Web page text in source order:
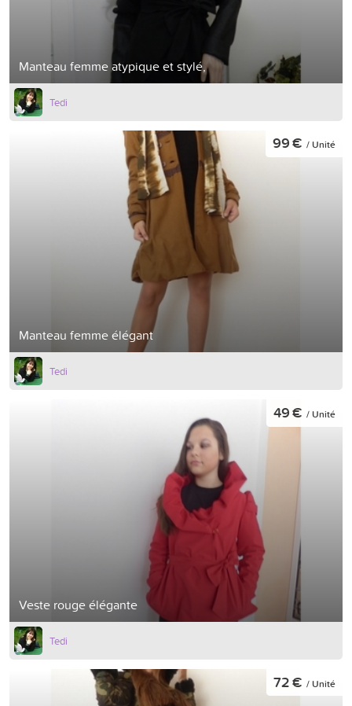
Manteau femme atypique et stylé,
Tedi
Manteau femme élégant
99 € / Unité
Tedi
Veste rouge élégante
49 € / Unité
Tedi
72 € / Unité